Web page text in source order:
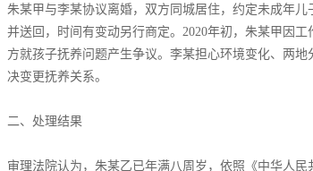
朱某甲与李某协议离婚，双方同城居住，约定未成年
并送回，时间有变动另行商定。2020年初，朱某甲因
方就孩子抚养问题产生争议。李某担心环境变化、两
决变更抚养关系。
二、处理结果
审理法院认为，朱某乙已年满八周岁，依照《中华人